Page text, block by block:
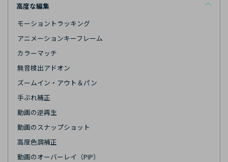
高度な編集
モーショントラッキング
アニメーションキーフレーム
カラーマッチ
無音検出アドオン
ズームイン・アウト＆パン
手ぶれ補正
動画の逆再生
動画のスナップショット
高度色調補正
動画のオーバーレイ（PIP）